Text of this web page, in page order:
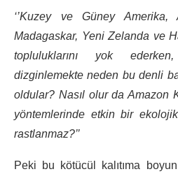
‘’Kuzey ve Güney Amerika,
Madagaskar, Yeni Zelanda ve
topluluklarını yok
dizginlemekte neden bu denli
oldular? Nasıl olur da Amazon
yöntemlerinde etkin bir
rastlanmaz?’’
Peki bu kötücül kalıtıma